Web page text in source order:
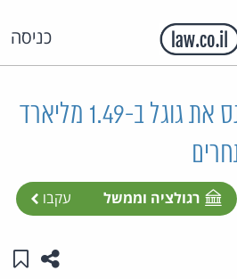
כניסה
האיחוד האירופי קנס את גוגל ב-1.49 מליארד
רגולציה וממשל עקבו
שתפו